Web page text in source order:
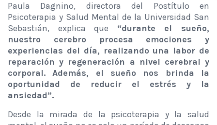
Paula Dagnino, directora del Postítulo en
Psicoterapia y Salud Mental de la Universidad San
Sebastián, explica que “durante el sueño,
nuestro cerebro procesa emociones y
experiencias del día, realizando una labor de
reparación y regeneración a nivel cerebral y
corporal. Además, el sueño nos brinda la
oportunidad de reducir el estrés y la
ansiedad”.
Desde la mirada de la psicoterapia y la salud